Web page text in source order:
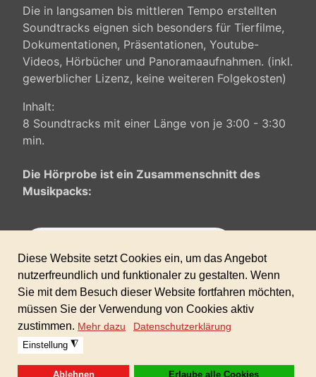
Die in langsamen bis mittleren Tempo erstellten
Soundtracks eignen sich besonders für Tierfilme,
Dokumentationen, Präsentationen, Youtube-
Videos, Hörbücher und Panoramaaufnahmen. (inkl.
gewerblicher Lizenz, keine weiteren Folgekosten)
Inhalt:
8 Soundtracks mit einer Länge von je 3:00 - 3:30
min.
Die Hörprobe ist ein Zusammenschnitt des
Musikpacks:
Format: 24bit WAV / mp3 320kbp Dieses
Produkt ist in der GIGAFLATRATE 3 enthalten!
Sofortdownload nach erhaltener Zahlung!